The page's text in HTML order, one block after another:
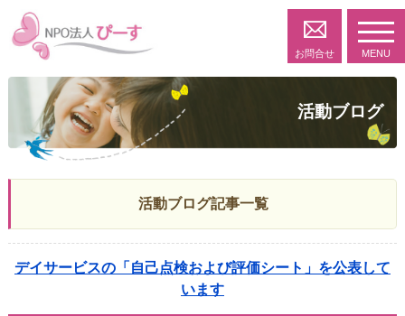
お問合せ MENU
活動ブログ
活動ブログ記事一覧
デイサービスの「自己点検および評価シート」を公表して
います